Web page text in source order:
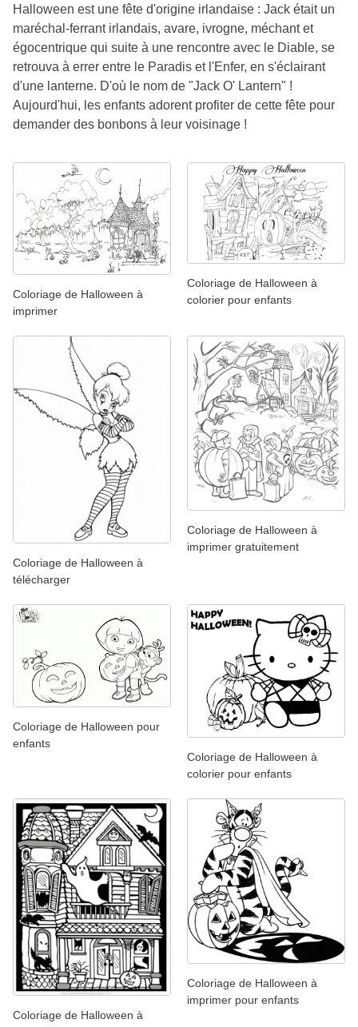
Halloween est une fête d'origine irlandaise : Jack était un
maréchal-ferrant irlandais, avare, ivrogne, méchant et
égocentrique qui suite à une rencontre avec le Diable, se
retrouva à errer entre le Paradis et l'Enfer, en s'éclairant
d'une lanterne. D'où le nom de "Jack O' Lantern" !
Aujourd'hui, les enfants adorent profiter de cette fête pour
demander des bonbons à leur voisinage !
Coloriage de Halloween à
imprimer
Coloriage de Halloween à
colorier pour enfants
Coloriage de Halloween à
télécharger
Coloriage de Halloween à
imprimer gratuitement
Coloriage de Halloween pour
enfants
Coloriage de Halloween à
colorier pour enfants
Coloriage de Halloween à
Coloriage de Halloween à
imprimer pour enfants